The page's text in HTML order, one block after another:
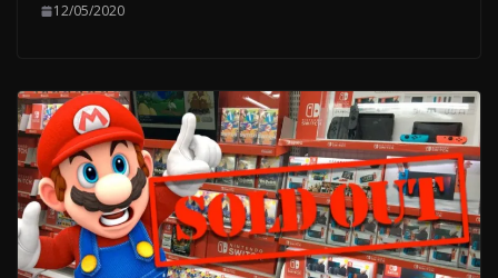
12/05/2020